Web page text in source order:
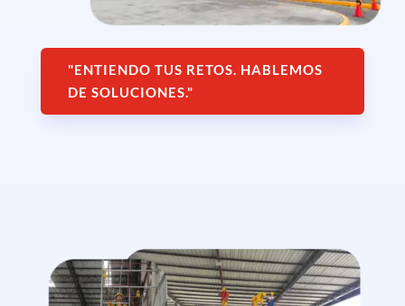
"ENTIENDO TUS RETOS. HABLEMOS
DE SOLUCIONES."